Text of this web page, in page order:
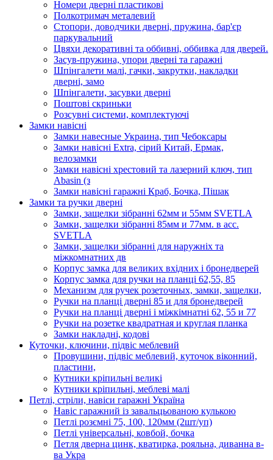
Номери дверні пластикові
Полкотримач металевий
Стопори, доводчики дверні, пружина, бар'єр
паркувальний
Цвяхи декоративні та оббивні, оббивка для дверей.
Засув-пружина, упори дверні та гаражні
Шпінгалети малі, гачки, закрутки, накладки
дверні, замо
Шпінгалети, засувки дверні
Поштові скриньки
Розсувні системи, комплектуючі
Замки навісні
Замки навесные Украина, тип Чебоксары
Замки навісні Extra, сірий Китай, Ермак,
велозамки
Замки навісні хрестовий та лазерний ключ, тип
Abasin (з
Замки навісні гаражні Краб, Бочка, Пішак
Замки та ручки дверні
Замки, защелки зібранні 62мм и 55мм SVETLA
Замки, защелки зібранні 85мм и 77мм. в асс.
SVETLA
Замки, защелки зібранні для наружніх та
міжкомнатних дв
Корпус замка для великих вхідних і бронедверей
Корпус замка для ручки на планці 62,55, 85
Механизм для ручек розеточных, замки, защелки,
Ручки на планці дверні 85 и для бронедверей
Ручки на планці дверні і міжкімнатні 62, 55 и 77
Ручки на розетке квадратная и круглая планка
Замки накладні, кодові
Куточки, ключини, підвіс меблевий
Провушини, підвіс меблевий, куточок віконний,
пластини,
Кутники кріпильні великі
Кутники кріпильні, меблеві малі
Петлі, стріли, навіси гаражні Україна
Навіс гаражний із завальцьованою кулькою
Петлі розємні 75, 100, 120мм (2шт/уп)
Петлі універсальні, ковбой, бочка
Петля дверна цинк, кватирка, рояльна, диванна в-
ва Укра